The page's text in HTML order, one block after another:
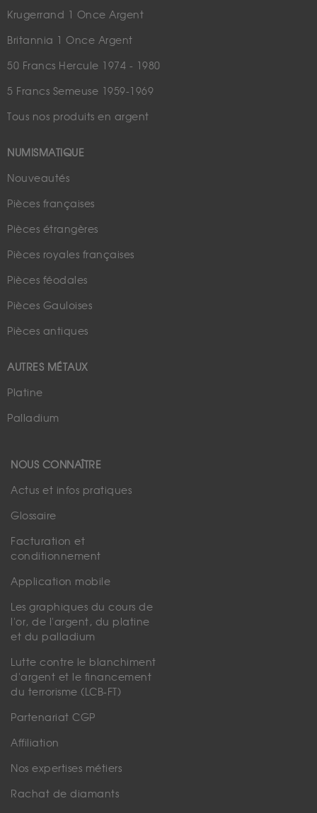
Krugerrand 1 Once Argent
Britannia 1 Once Argent
50 Francs Hercule 1974 - 1980
5 Francs Semeuse 1959-1969
Tous nos produits en argent
NUMISMATIQUE
Nouveautés
Pièces françaises
Pièces étrangères
Pièces royales françaises
Pièces féodales
Pièces Gauloises
Pièces antiques
AUTRES MÉTAUX
Platine
Palladium
NOUS CONNAÎTRE
Actus et infos pratiques
Glossaire
Facturation et
conditionnement
Application mobile
Les graphiques du cours de
l'or, de l'argent, du platine
et du palladium
Lutte contre le blanchiment
d'argent et le financement
du terrorisme (LCB-FT)
Partenariat CGP
Affiliation
Nos expertises métiers
Rachat de diamants